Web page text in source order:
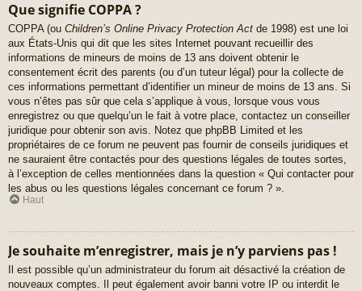
Que signifie COPPA ?
COPPA (ou Children’s Online Privacy Protection Act de 1998) est une loi
aux États-Unis qui dit que les sites Internet pouvant recueillir des
informations de mineurs de moins de 13 ans doivent obtenir le
consentement écrit des parents (ou d’un tuteur légal) pour la collecte de
ces informations permettant d’identifier un mineur de moins de 13 ans. Si
vous n’êtes pas sûr que cela s’applique à vous, lorsque vous vous
enregistrez ou que quelqu’un le fait à votre place, contactez un conseiller
juridique pour obtenir son avis. Notez que phpBB Limited et les
propriétaires de ce forum ne peuvent pas fournir de conseils juridiques et
ne sauraient être contactés pour des questions légales de toutes sortes,
à l’exception de celles mentionnées dans la question « Qui contacter pour
les abus ou les questions légales concernant ce forum ? ».
Haut
Je souhaite m’enregistrer, mais je n’y parviens pas !
Il est possible qu’un administrateur du forum ait désactivé la création de
nouveaux comptes. Il peut également avoir banni votre IP ou interdit le